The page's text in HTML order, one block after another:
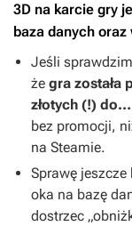
3D na karcie gry
baza danych
Jeśli
że gra została
złotych (!) do…
bez promocji,
na Steamie.
Sprawę
oka na bazę
dostrzec